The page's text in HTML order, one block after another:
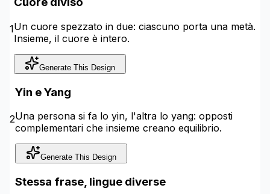
1Un cuore spezzato in due: ciascuno porta una metà.
Insieme, il cuore è intero.
Generate This Design
2
Yin e Yang
Una persona si fa lo yin, l'altra lo yang: opposti
complementari che insieme creano equilibrio.
Generate This Design
Stessa frase, lingue diverse